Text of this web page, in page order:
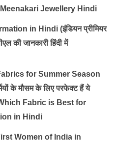
Jewellery Hindi
in Hindi (इंडियन प्रीमियर
की जानकारी हिंदी में
for Summer Season
के मौसम के लिए परफेक्ट हैं ये
Fabric is Best for
in Hindi
Women of India in